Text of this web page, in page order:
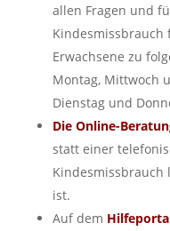
allen Fragen und
Kindesmissbrauch
Erwachsene zu
Montag, Mittwoch
Dienstag und
Die Online-
statt einer
ist.
Auf dem